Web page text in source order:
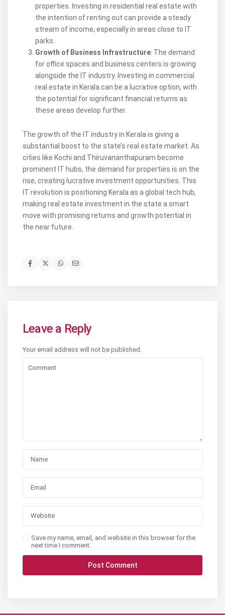
properties. Investing in residential real estate with
the intention of renting out can provide a steady
stream of income, especially in areas close to IT
parks.
Growth of Business Infrastructure: The demand
for office spaces and business centers is growing
alongside the IT industry. Investing in commercial
real estate in Kerala can be a lucrative option, with
the potential for significant financial returns as
these areas develop further.
The growth of the IT industry in Kerala is giving a
substantial boost to the state’s real estate market. As
cities like Kochi and Thiruvananthapuram become
prominent IT hubs, the demand for properties is on the
rise, creating lucrative investment opportunities. This
IT revolution is positioning Kerala as a global tech hub,
making real estate investment in the state a smart
move with promising returns and growth potential in
the near future.
Leave a Reply
Your email address will not be published.
Save my name, email, and website in this browser for the
next time I comment.